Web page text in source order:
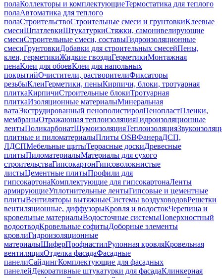
полаКоллекторы и комплектующиеТермостатика для теплого
полаАвтоматика для теплого
полаСтроительствоСтроительные смеси и грунтовкиКлеевые
смесиШпатлевкиШтукатуркиСтяжки, самонивелирующие
смесиСтроительные смеси, составыГидроизоляционные
смесиГрунтовкиДобавки для строительных смесейПены,
клеи, герметикиЖидкие гвоздиГерметикиМонтажная
пенаКлеи для обоевКлеи для напольных
покрытийОчистители, растворителиФиксаторы
резьбыКлеиГерметики, пеныКирпичи, блоки, тротуарная
плиткаКирпичиСтроительные блокиТротуарная
плиткаИзоляционные материалыМинеральная
ватаЭкструдированный пенополистиролПенопластПленки,
мембраныОтражающая теплоизоляцияГидроизоляционные
лентыПоликарбонатШумоизоляцияТеплоизоляция
плитные и пиломатериалыПлиты OSBФанераДСП,
ЛДСПМебельные щитыТеррасные доскиДревесные
плитыПиломатериалыМатериалы для сухого
строительстваГипсокартонГипсоволокнистые
листыЦементные плитыПрофили для
гипсокартонаКомплектующие для гипсокартонаЛенты
армирующиеУплотнительные лентыГипсовые и цементные
плитыВентиляторы вытяжныеСистемы воздуховодовРешетки
вентиляционные, диффузорыКровля и водостокЧерепица и
кровельные материалыВодосточные системыПоверхностный
водоотводКровельные софитыДоборные элементы
кровлиГидроизоляционные
материалыШиферПрофнастилРулонная кровляКровельная
вентиляцияОтделка фасадаФасадные
панелиСайдингКомплектующие для фасадных
панелейДекоративные штукатурки для фасадаКлинкерная